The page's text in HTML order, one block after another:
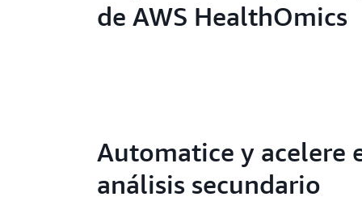
de AWS HealthOmics
Automatice y acelere
análisis secundario